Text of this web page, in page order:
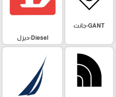
GANT-جانت
Diesel-ديزل